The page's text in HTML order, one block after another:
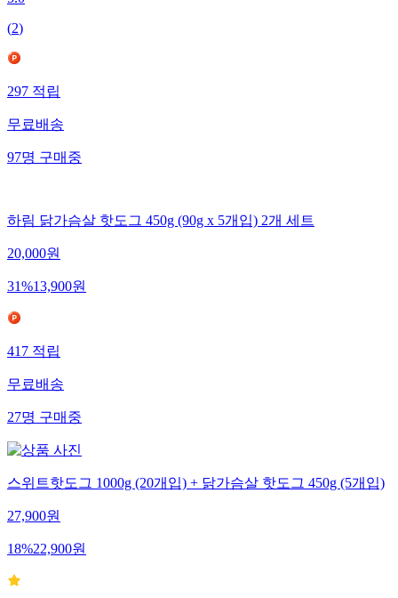
5.0
(2)
297적립
무료배송
97명구매중
하림 닭가슴살 핫도그 450g (90g x 5개입) 2개 세트
20,000원
31%13,900원
417적립
무료배송
27명구매중
스위트핫도그 1000g (20개입) + 닭가슴살 핫도그 450g (5개입)
27,900원
18%22,900원